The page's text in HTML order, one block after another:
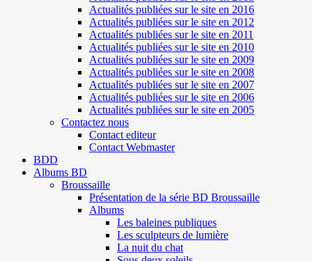
Actualités publiées sur le site en 2016
Actualités publiées sur le site en 2012
Actualités publiées sur le site en 2011
Actualités publiées sur le site en 2010
Actualités publiées sur le site en 2009
Actualités publiées sur le site en 2008
Actualités publiées sur le site en 2007
Actualités publiées sur le site en 2006
Actualités publiées sur le site en 2005
Contactez nous
Contact editeur
Contact Webmaster
BDD
Albums BD
Broussaille
Présentation de la série BD Broussaille
Albums
Les baleines publiques
Les sculpteurs de lumière
La nuit du chat